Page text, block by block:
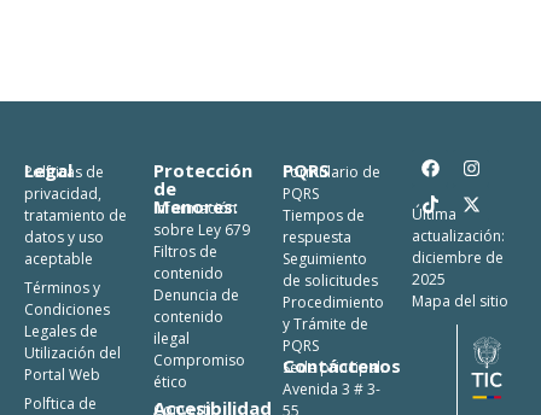
Legal
Polfticas de
privacidad,
tratamiento de
datos y uso
aceptable
Términos y
Condiciones
Legales de
Utilización del
Portal Web
Polftica de
Protección
de
Menores:
Información
sobre Ley 679
Filtros de
contenido
Denuncia de
contenido
ilegal
Compromiso
ético
Accesibilidad
Convertic
PQRS
Formulario de
PQRS
Tiempos de
respuesta
Seguimiento
de solicitudes
Procedimiento
y Trámite de
PQRS
Contáctenos
Sede principal:
Avenida 3 # 3-
Última
actualización:
diciembre de
2025
Mapa del sitio